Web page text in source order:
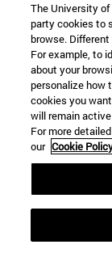
The University
party cookies to
browse.
For example, to
about your
personalize how
cookies you
will remain
For more
our Cookie